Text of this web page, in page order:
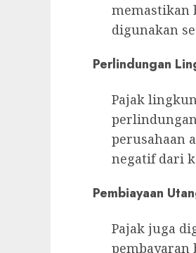
memastikan
digunakan
Perlindungan
Pajak
perusahaan
negatif dari
Pembiayaan
Pajak juga
pembayaran